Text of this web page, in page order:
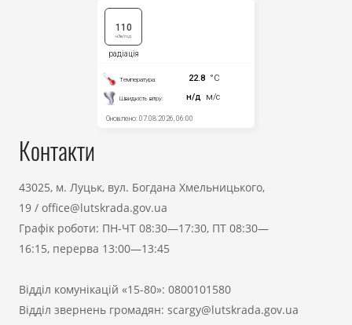
Контакти
43025, м. Луцьк, вул. Богдана Хмельницького,
19 / office@lutskrada.gov.ua
Графік роботи: ПН-ЧТ 08:30—17:30, ПТ 08:30—
16:15, перерва 13:00—13:45
Відділ комунікацій «15-80»: 0800101580
Відділ звернень громадян: scargy@lutskrada.gov.ua